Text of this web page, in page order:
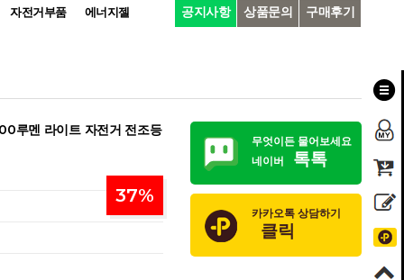
자전거부품 에너지젤 공지사항 상품문의 구매후기
루멘 라이트 자전거 전조등
37%
무엇이든 물어보세요
네이버
톡톡
카카오톡 상담하기
클릭